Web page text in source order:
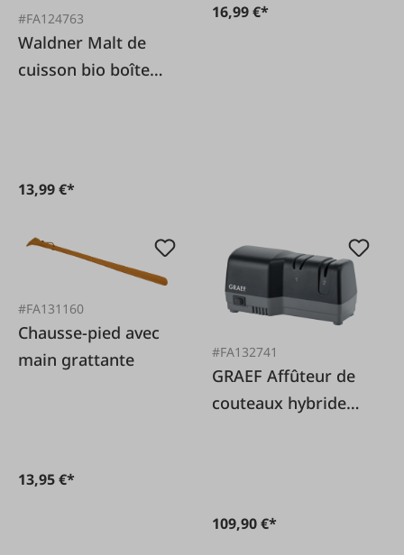
#FA124763
Waldner Malt de
cuisson bio boîte
13,99 €*
16,99 €*
#FA131160
Chausse-pied avec
main grattante
13,95 €*
#FA132741
GRAEF Affûteur de
couteaux hybride
109,90 €*